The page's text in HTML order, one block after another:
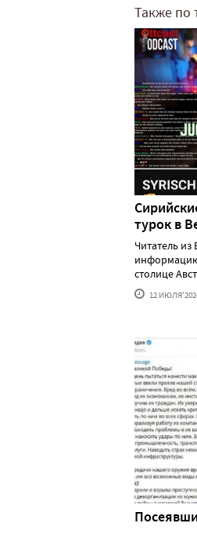
Также по
турок в
Читатель
столице
12